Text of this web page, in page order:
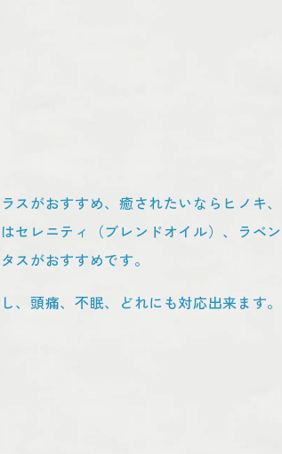
がおすすめ、癒されたいならヒノキ、
セレニティ（ブレンドオイル）、ラベン
スがおすすめです。
頭痛、不眠、どれにも対応出来ます。